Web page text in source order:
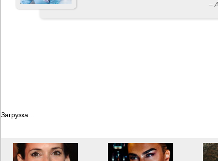
–
Загрузка...